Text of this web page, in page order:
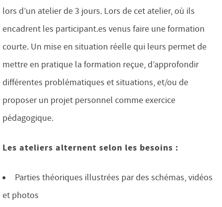
lors d’un atelier de 3 jours. Lors de cet atelier, où ils
encadrent les participant.es venus faire une formation
courte. Un mise en situation réelle qui leurs permet de
mettre en pratique la formation reçue, d’approfondir
différentes problématiques et situations, et/ou de
proposer un projet personnel comme exercice
pédagogique.
Les ateliers alternent selon les besoins :
Parties théoriques illustrées par des schémas, vidéos
et photos